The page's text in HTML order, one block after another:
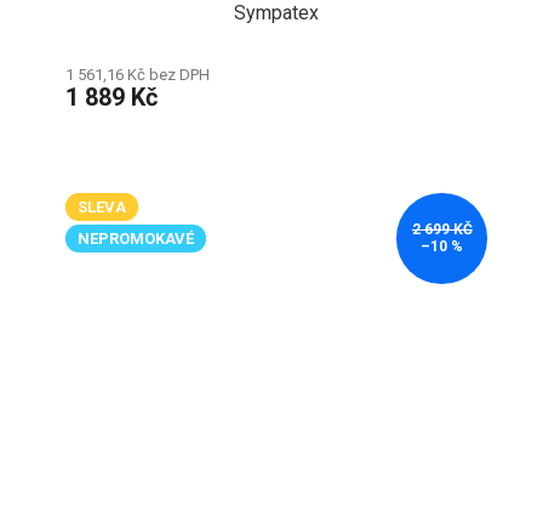
Sympatex
1 561,16 Kč bez DPH
1 889 Kč
SLEVA
NEPROMOKAVÉ
2 699 KČ
–10 %